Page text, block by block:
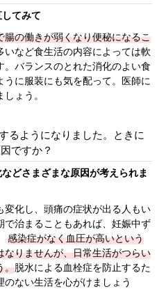
てみて
の働きが弱くなり便秘になるこ
いなど食生活の内容によっては軟
バランスのとれた消化のよい食
に服装にも気を配って。医師に
ょう。
るようになりました。ときに
ですか？
どさまざまな原因が考えられま
化し、頭痛の症状が出る人もい
で治まることもあれば、妊娠中ず
感染症がなく血圧が高いという
りませんが、日常生活がつらい
。脱水による血栓症を防止するた
ない生活を心がけましょう